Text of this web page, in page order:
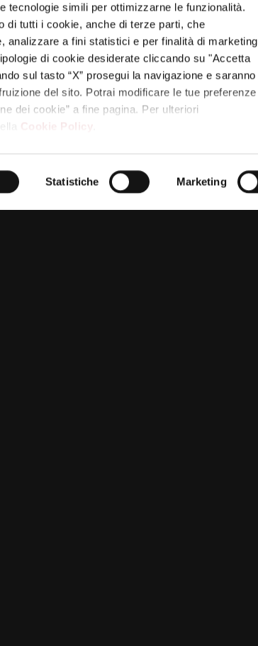
tecnologie simili per ottimizzarne le funzionalità.
di tutti i cookie, anche di terze parti, che
analizzare a fini statistici e per finalità di marketing
di cookie desiderate cliccando su "Accetta
sul tasto “X” prosegui la navigazione e saranno
del sito. Potrai modificare le tue preferenze
dei cookie” a fine pagina. Per ulteriori
Cookie Policy
Statistiche Marketing
playoff – Il Gazzettino Ve_2